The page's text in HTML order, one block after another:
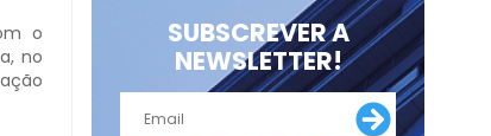
o
no
SUBSCREVER A
NEWSLETTER!